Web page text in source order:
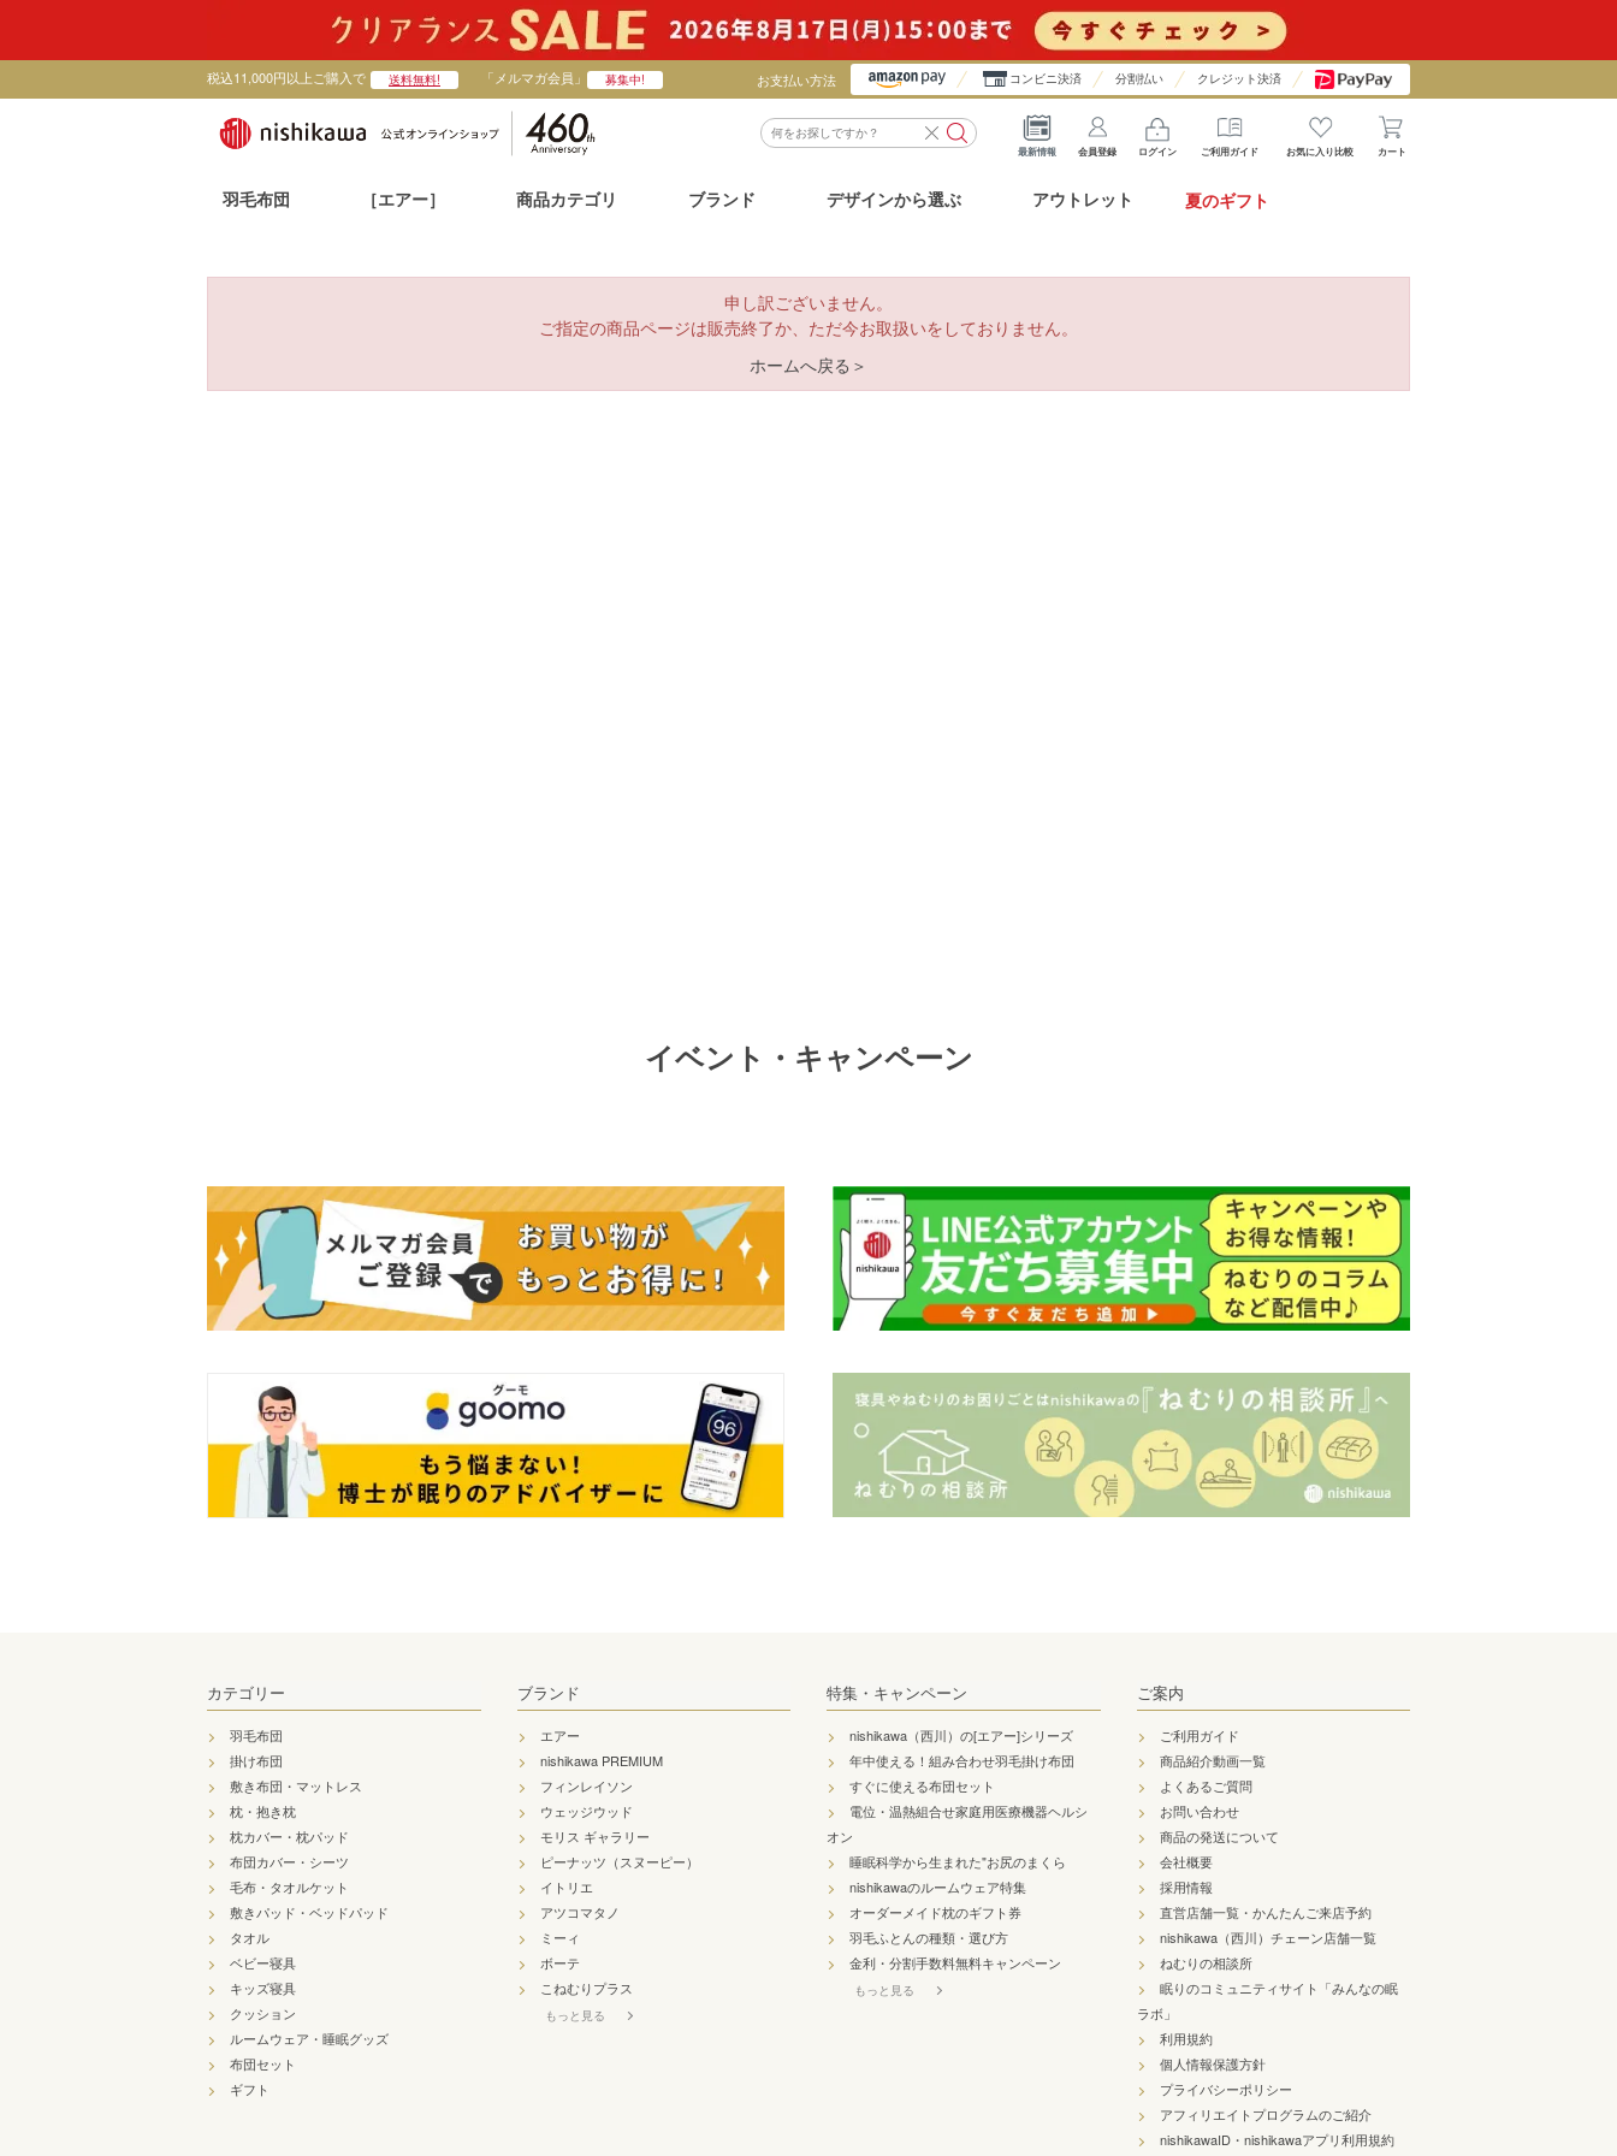
税込11,000円以上ご購入で 送料無料! 「メルマガ会員」 募集中! お支払い方法 コンビニ決済 分割払い クレジット決済
最新情報 会員登録 ログイン ご利用ガイド お気に入り比較 カート
羽毛布団 ［エアー］ 商品カテゴリ ブランド デザインから選ぶ アウトレット 夏のギフト
申し訳ございません。
ご指定の商品ページは販売終了か、ただ今お取扱いをしておりません。
ホームへ戻る＞
イベント・キャンペーン
カテゴリー
羽毛布団
掛け布団
敷き布団・マットレス
枕・抱き枕
枕カバー・枕パッド
布団カバー・シーツ
毛布・タオルケット
敷きパッド・ベッドパッド
タオル
ベビー寝具
キッズ寝具
クッション
ルームウェア・睡眠グッズ
布団セット
ギフト
ブランド
エアー
nishikawa PREMIUM
フィンレイソン
ウェッジウッド
モリス ギャラリー
ピーナッツ（スヌーピー）
イトリエ
アツコマタノ
ミーィ
ボーテ
こねむりプラス
もっと見る
特集・キャンペーン
nishikawa（西川）の[エアー]シリーズ
年中使える！組み合わせ羽毛掛け布団
すぐに使える布団セット
電位・温熱組合せ家庭用医療機器ヘルシ
オン
睡眠科学から生まれた"お尻のまくら
nishikawaのルームウェア特集
オーダーメイド枕のギフト券
羽毛ふとんの種類・選び方
金利・分割手数料無料キャンペーン
もっと見る
ご案内
ご利用ガイド
商品紹介動画一覧
よくあるご質問
お問い合わせ
商品の発送について
会社概要
採用情報
直営店舗一覧・かんたんご来店予約
nishikawa（西川）チェーン店舗一覧
ねむりの相談所
眠りのコミュニティサイト「みんなの眠
ラボ」
利用規約
個人情報保護方針
プライバシーポリシー
アフィリエイトプログラムのご紹介
nishikawaID・nishikawaアプリ利用規約